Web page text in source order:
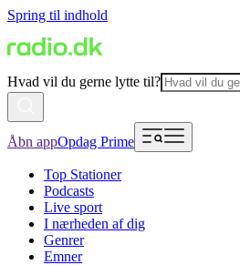
Spring til indhold
Hvad vil du gerne lytte til?
Åbn appOpdag Prime
Top Stationer
Podcasts
Live sport
I nærheden af dig
Genrer
Emner